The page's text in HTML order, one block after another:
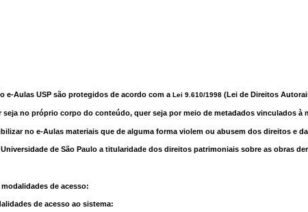
e-Aulas USP são protegidos de acordo com a Lei 9.610/1998 (Lei de Direitos
no próprio corpo do conteúdo, quer seja por meio de metadados vinculados à
no e-Aulas materiais que de alguma forma violem ou abusem dos direitos e
de São Paulo a titularidade dos direitos patrimoniais sobre as obras
de acesso:
de acesso ao sistema: